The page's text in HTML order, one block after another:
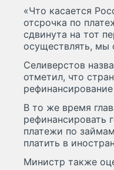
«Что касается
отсрочка по
сдвинута на тот
осуществлять, мы
Селиверстов
отметил, что
В то же время
рефинансировать
платежи по
платить в
Министр также